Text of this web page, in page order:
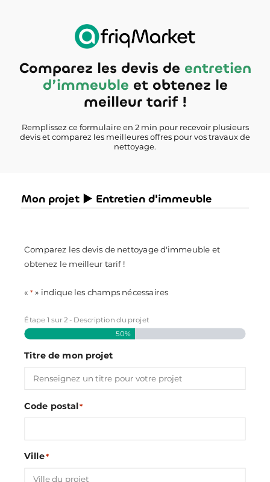
Comparez les devis de entretien
d’immeuble et obtenez le
meilleur tarif !
Remplissez ce formulaire en 2 min pour recevoir plusieurs
devis et comparez les meilleures offres pour vos travaux de
nettoyage.
Mon projet ► Entretien d'immeuble
Comparez les devis de nettoyage d'immeuble et
obtenez le meilleur tarif !
«* » indique les champs nécessaires
Étape1 sur2 - Description du projet
50%
Titre de mon projet
Code postal*
Ville*